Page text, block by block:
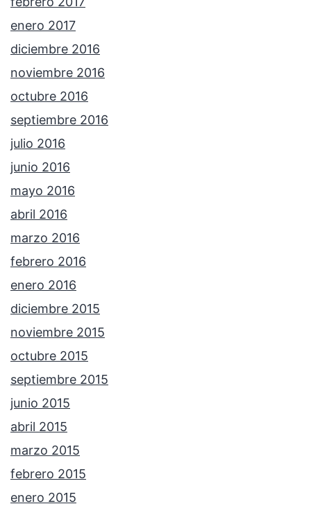
enero 2017
diciembre 2016
noviembre 2016
octubre 2016
septiembre 2016
julio 2016
junio 2016
mayo 2016
abril 2016
marzo 2016
febrero 2016
enero 2016
diciembre 2015
noviembre 2015
octubre 2015
septiembre 2015
junio 2015
abril 2015
marzo 2015
febrero 2015
enero 2015